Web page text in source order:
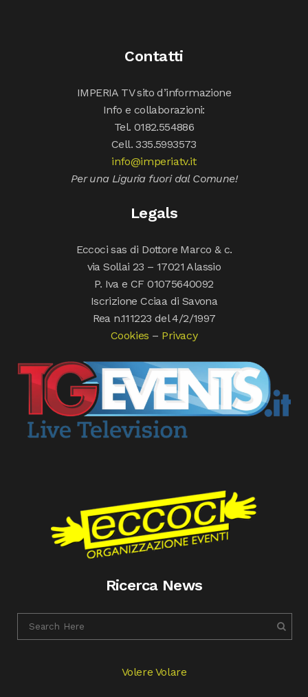
Contatti
IMPERIA TV sito d’informazione
Info e collaborazioni:
Tel. 0182.554886
Cell. 335.5993573
info@imperiatv.it
Per una Liguria fuori dal Comune!
Legals
Eccoci sas di Dottore Marco & c.
via Sollai 23 – 17021 Alassio
P. Iva e CF 01075640092
Iscrizione Cciaa di Savona
Rea n.111223 del 4/2/1997
Cookies – Privacy
Ricerca News
Volere Volare